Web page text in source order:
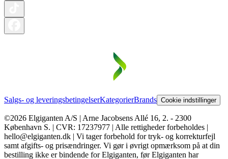
Salgs- og leveringsbetingelserKategorierBrands Cookie indstillinger
©2026 Elgiganten A/S | Arne Jacobsens Allé 16, 2. - 2300
København S. | CVR: 17237977 | Alle rettigheder forbeholdes |
hello@elgiganten.dk | Vi tager forbehold for tryk- og korrekturfejl
samt afgifts- og prisændringer. Vi gør i øvrigt opmærksom på at din
bestilling ikke er bindende for Elgiganten, før Elgiganten har